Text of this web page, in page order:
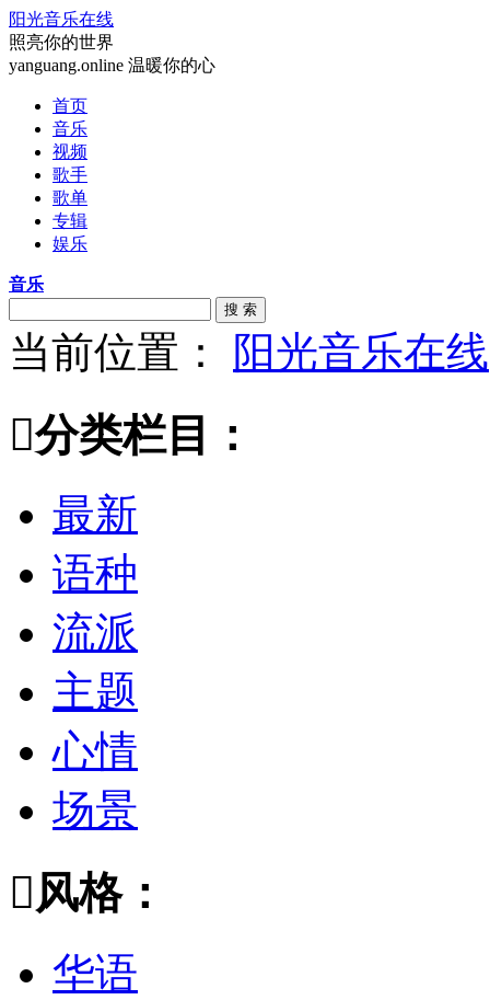
阳光音乐在线
照亮你的世界
yanguang.online 温暖你的心
首页
音乐
视频
歌手
歌单
专辑
娱乐
音乐
搜 索
当前位置： 阳光音乐在线
分类栏目：
最新
语种
流派
主题
心情
场景
风格：
华语